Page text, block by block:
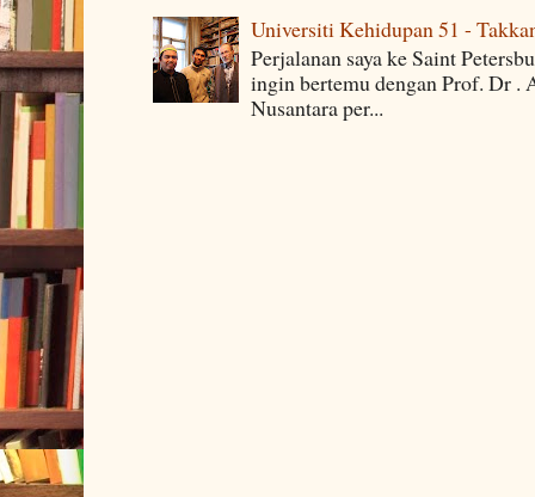
Universiti Kehidupan 51 -
Perjalanan saya ke Saint
ingin bertemu dengan Prof. Dr
Nusantara per...